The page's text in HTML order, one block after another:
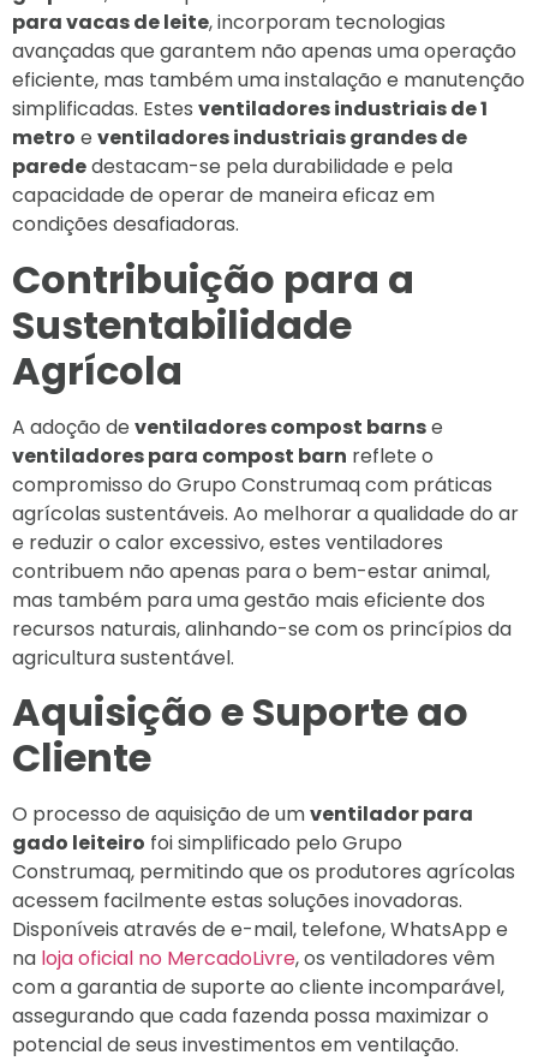
para vacas de leite, incorporam tecnologias
avançadas que garantem não apenas uma operação
eficiente, mas também uma instalação e manutenção
simplificadas. Estes ventiladores industriais de 1
metro e ventiladores industriais grandes de
parededestacam-se pela durabilidade e pela
capacidade de operar de maneira eficaz em
condições desafiadoras.
Contribuição para a
Sustentabilidade
Agrícola
A adoção de ventiladores compost barnse
ventiladores para compost barn reflete o
compromisso do Grupo Construmaq com práticas
agrícolas sustentáveis. Ao melhorar a qualidade do ar
e reduzir o calor excessivo, estes ventiladores
contribuem não apenas para o bem-estar animal,
mas também para uma gestão mais eficiente dos
recursos naturais, alinhando-se com os princípios da
agricultura sustentável.
Aquisição e Suporte ao
Cliente
O processo de aquisição de umventilador para
gado leiteiro foi simplificado pelo Grupo
Construmaq, permitindo que os produtores agrícolas
acessem facilmente estas soluções inovadoras.
Disponíveis através de e-mail, telefone, WhatsApp e
na loja oficial no MercadoLivre, os ventiladores vêm
com a garantia de suporte ao cliente incomparável,
assegurando que cada fazenda possa maximizar o
potencial de seus investimentos em ventilação.